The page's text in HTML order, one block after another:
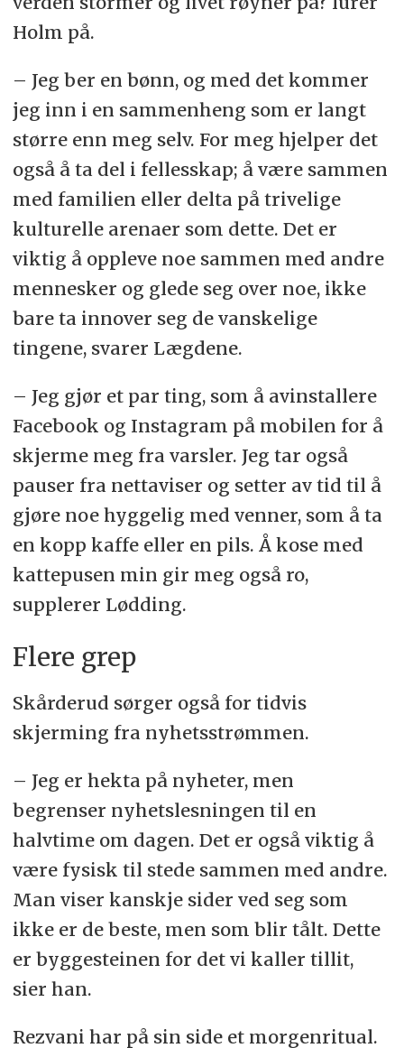
Holm på.
– Jeg ber en bønn, og med det kommer
jeg inn i en sammenheng som er langt
større enn meg selv. For meg hjelper det
også å ta del i fellesskap; å være sammen
med familien eller delta på trivelige
kulturelle arenaer som dette. Det er
viktig å oppleve noe sammen med andre
mennesker og glede seg over noe, ikke
bare ta innover seg de vanskelige
tingene, svarer Lægdene.
– Jeg gjør et par ting, som å avinstallere
Facebook og Instagram på mobilen for å
skjerme meg fra varsler. Jeg tar også
pauser fra nettaviser og setter av tid til å
gjøre noe hyggelig med venner, som å ta
en kopp kaffe eller en pils. Å kose med
kattepusen min gir meg også ro,
supplerer Lødding.
Flere grep
Skårderud sørger også for tidvis
skjerming fra nyhetsstrømmen.
– Jeg er hekta på nyheter, men
begrenser nyhetslesningen til en
halvtime om dagen. Det er også viktig å
være fysisk til stede sammen med andre.
Man viser kanskje sider ved seg som
ikke er de beste, men som blir tålt. Dette
er byggesteinen for det vi kaller tillit,
sier han.
Rezvani har på sin side et morgenritual.